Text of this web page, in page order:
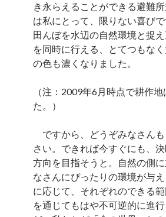
き永らえることができる避難
は私にとって、限りない喜び
田んぼを水辺の自然環境と捉
を同時に行える、とてつもな
の色も濃くなりました。
（注：2009年6月時点で耕作
た。）
ですから、どうぞみなさん
さい。できれば今すぐにも、
方向を目指そうと。自然の側
なさんにぴったりの環境が与
に応じて、それぞれのできる
を通じてもはや不可逆的に進